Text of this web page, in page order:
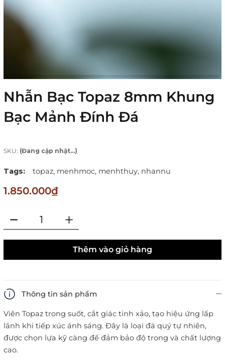
Nhẫn Bạc Topaz 8mm Khung
Bạc Mảnh Đính Đá
SKU: (Đang cập nhật...)
Tags: topaz, menhmoc, menhthuy, nhannu
1.850.000₫
Thêm vào giỏ hàng
Thông tin sản phẩm
Viên Topaz trong suốt, cắt giác tinh xảo, tạo hiệu ứng lấp
lánh khi tiếp xúc ánh sáng. Đây là loại đá quý tự nhiên,
được chọn lựa kỹ càng để đảm bảo độ trong và chất lượng
cao.